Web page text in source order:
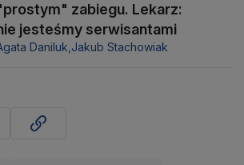
zabiegu. Lekarz:
jesteśmy serwisantami
Daniluk, Jakub Stachowiak